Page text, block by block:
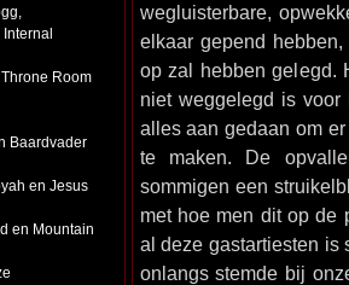
Room
Baardvader
en Jesus
en Mountain
wegluisterbare,
elkaar gepend
op zal hebben gelegd.
niet weggelegd is
alles aan gedaan om
te maken. De
sommigen een
met hoe men dit op de
al deze gastartiesten is
onlangs stemde bij